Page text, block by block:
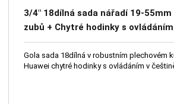
3/4" 18dílná sada nářadí 19-
zubů + Chytré hodinky s
měření tepu, monitoring spánku,
oxymetr, barometr
Gola sada 18dílná v robustním plechovém
Huawei chytré hodinky s ovládáním v